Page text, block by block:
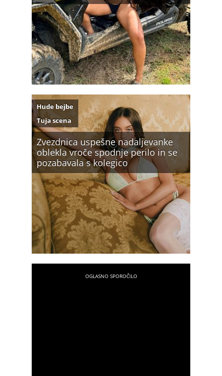
Zvezdnica uspešne nadaljevanke
oblekla vroče spodnje perilo in se
pozabavala s kolegico
Hude bejbe
Tuja scena